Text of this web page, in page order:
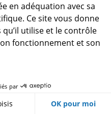
de mer
11/07/2022
en adéquation avec sa
Ce site vous donne
utilise et le contrôle
fonctionnement et son
par
OK pour moi